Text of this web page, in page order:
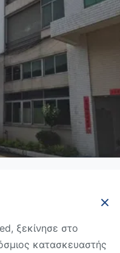
ξεκίνησε στο
κατασκευαστής